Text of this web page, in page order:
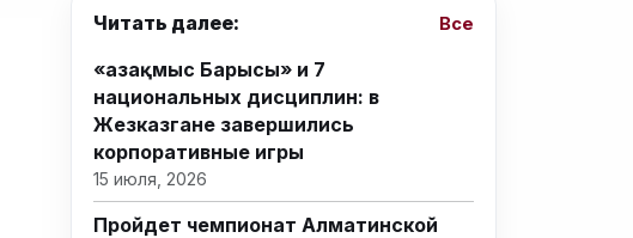
Читать далее: Все
«Қазақмыс Барысы» и 7
национальных дисциплин: в
Жезказгане завершились
корпоративные игры
15 июля, 2026
Пройдет чемпионат Алматинской